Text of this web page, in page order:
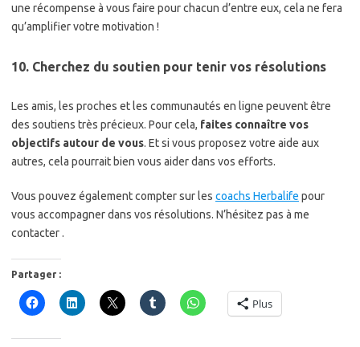
une récompense à vous faire pour chacun d’entre eux, cela ne fera
qu’amplifier votre motivation !
10. Cherchez du soutien pour tenir vos résolutions
Les amis, les proches et les communautés en ligne peuvent être
des soutiens très précieux. Pour cela, faites connaître vos
objectifs autour de vous. Et si vous proposez votre aide aux
autres, cela pourrait bien vous aider dans vos efforts.
Vous pouvez également compter sur les coachs Herbalife pour
vous accompagner dans vos résolutions. N’hésitez pas à me
contacter .
Partager :
Plus